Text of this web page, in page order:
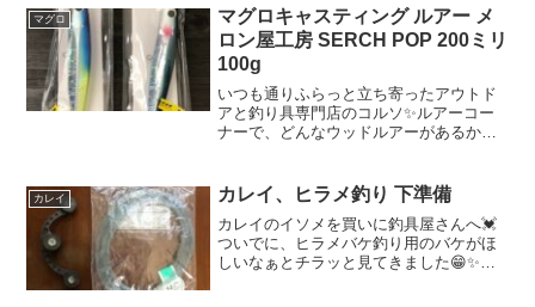
マグロ
マグロキャスティング ルアー メ
ロン屋工房 SERCH POP 200ミリ
100g
いつも通りふらっと立ち寄ったアウトド
アと釣り具専門店のコルソ✨ルアーコー
ナーで、どんなウッドルアーがあるかな
と、ときめいていたのですが、、、あれ
っ？？？メロン屋工房 サー...
カレイ カレイ、ヒラメ釣り 下準備
カレイのイソメを買いに釣具屋さんへ💓
ついでに、ヒラメバケ釣り用のバケがほ
しいなぁとチラッと見てきました😁✨ま